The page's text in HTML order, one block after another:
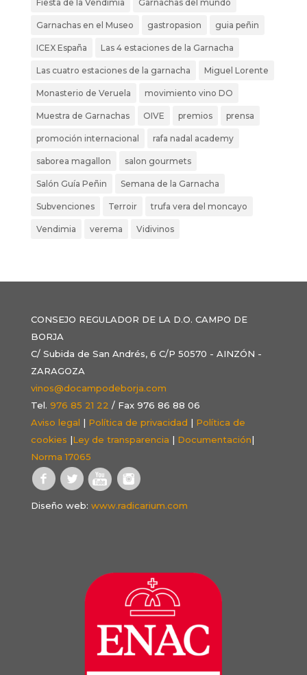
Fiesta de la Vendimia Garnachas del mundo
Garnachas en el Museo gastropasion guia peñin
ICEX España Las 4 estaciones de la Garnacha
Las cuatro estaciones de la garnacha Miguel Lorente
Monasterio de Veruela movimiento vino DO
Muestra de Garnachas OIVE premios prensa
promoción internacional rafa nadal academy
saborea magallon salon gourmets
Salón Guía Peñin Semana de la Garnacha
Subvenciones Terroir trufa vera del moncayo
Vendimia verema Vidivinos
CONSEJO REGULADOR DE LA D.O. CAMPO DE
BORJA
C/ Subida de San Andrés, 6 C/P 50570 - AINZÓN -
ZARAGOZA
vinos@docampodeborja.com
Tel. 976 85 21 22 / Fax 976 86 88 06
Aviso legal | Política de privacidad | Política de
cookies |Ley de transparencia | Documentación|
Norma 17065
Diseño web: www.radicarium.com